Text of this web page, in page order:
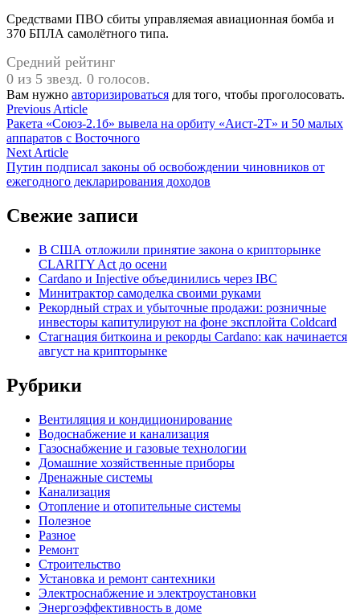
Средствами ПВО сбиты управляемая авиационная бомба и
370 БПЛА самолётного типа.
Средний рейтинг
0 из 5 звезд. 0 голосов.
Вам нужно авторизироваться для того, чтобы проголосовать.
Навигация
по
записям
Previous ArticlePrevious
article:
Ракета «Союз-2.1б» вывела на орбиту «Аист-2Т» и 50 малых
аппаратов с Восточного
Next ArticleNext
article:
Путин подписал законы об освобождении чиновников от
ежегодного декларирования доходов
Свежие записи
В США отложили принятие закона о крипторынке
CLARITY Act до осени
Cardano и Injective объединились через IBC
Минитрактор самоделка своими руками
Рекордный страх и убыточные продажи: розничные
инвесторы капитулируют на фоне эксплойта Coldcard
Стагнация биткоина и рекорды Cardano: как начинается
август на крипторынке
Рубрики
Вентиляция и кондиционирование
Водоснабжение и канализация
Газоснабжение и газовые технологии
Домашние хозяйственные приборы
Дренажные системы
Канализация
Отопление и отопительные системы
Полезное
Разное
Ремонт
Строительство
Установка и ремонт сантехники
Электроснабжение и электроустановки
Энергоэффективность в доме